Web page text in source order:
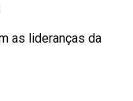
as lideranças da